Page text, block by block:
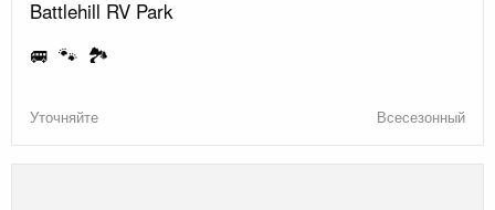
Battlehill RV Park
🚐 🐾 🏞️
Уточняйте Всесезонный